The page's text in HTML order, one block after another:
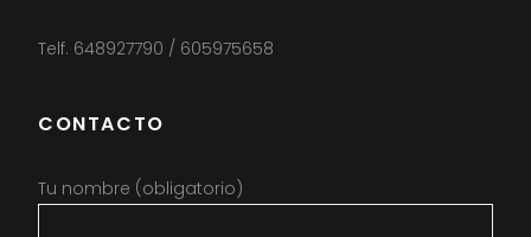
Telf. 648927790 / 605975658
CONTACTO
Tu nombre (obligatorio)